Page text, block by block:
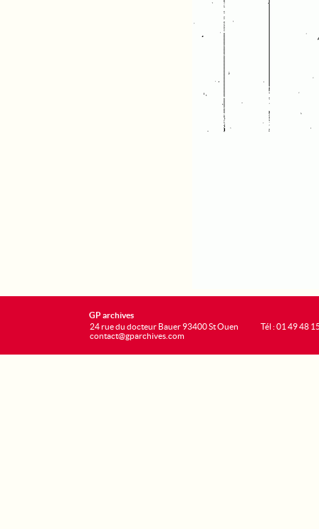
GP archives
24 rue du docteur Bauer 93400 St Ouen
contact@gparchives.com
Tél : 01 49 48